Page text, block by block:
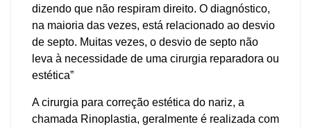
dizendo que não respiram direito. O diagnóstico,
na maioria das vezes, está relacionado ao desvio
de septo. Muitas vezes, o desvio de septo não
leva à necessidade de uma cirurgia reparadora ou
estética”
A cirurgia para correção estética do nariz, a
chamada Rinoplastia, geralmente é realizada com